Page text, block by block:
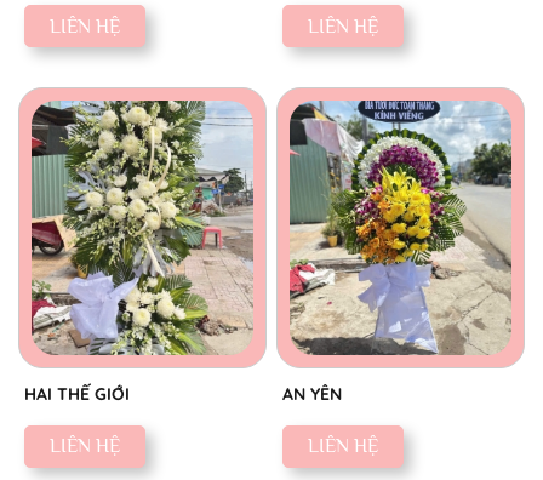
LIÊN HỆ LIÊN HỆ
HAI THẾ GIỚI
LIÊN HỆ
AN YÊN
LIÊN HỆ